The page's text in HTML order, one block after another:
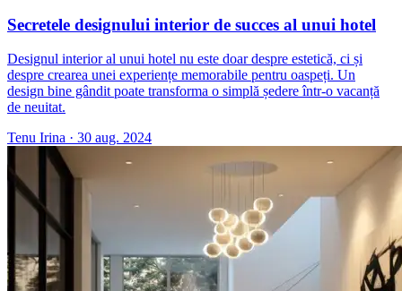
Secretele designului interior de succes al unui hotel
Designul interior al unui hotel nu este doar despre estetică, ci și
despre crearea unei experiențe memorabile pentru oaspeți. Un
design bine gândit poate transforma o simplă ședere într-o vacanță
de neuitat.
Tenu Irina · 30 aug. 2024